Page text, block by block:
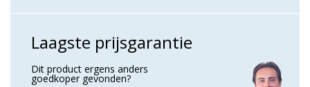
Laagste prijsgarantie
Dit product ergens anders
goedkoper gevonden?